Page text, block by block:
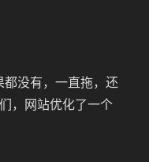
没有，一直拖，还
，网站优化了一个